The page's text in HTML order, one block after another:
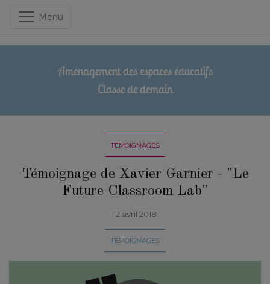
Menu
Aménagement des espaces éducatifs
Classe de demain
TÉMOIGNAGES
Témoignage de Xavier Garnier - "Le
Future Classroom Lab"
12 avril 2018
TÉMOIGNAGES